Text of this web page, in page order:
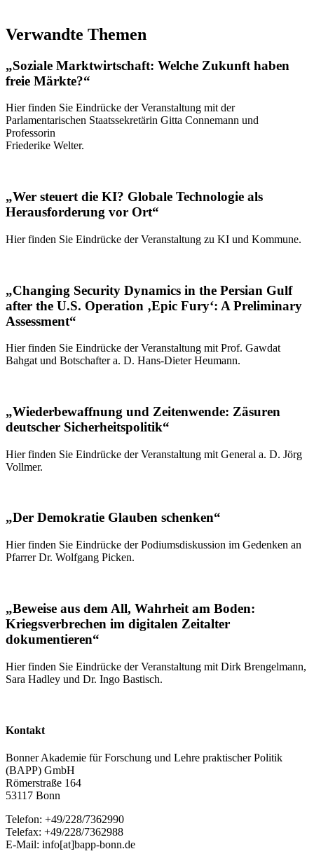
Verwandte Themen
„Soziale Marktwirtschaft: Welche Zukunft haben
freie Märkte?“
Hier finden Sie Eindrücke der Veranstaltung mit der
Parlamentarischen Staatssekretärin Gitta Connemann und
Professorin
Friederike Welter.
„Wer steuert die KI? Globale Technologie als
Herausforderung vor Ort“
Hier finden Sie Eindrücke der Veranstaltung zu KI und Kommune.
„Changing Security Dynamics in the Persian Gulf
after the U.S. Operation ‚Epic Fury‘: A Preliminary
Assessment“
Hier finden Sie Eindrücke der Veranstaltung mit Prof. Gawdat
Bahgat und Botschafter a. D. Hans-Dieter Heumann.
„Wiederbewaffnung und Zeitenwende: Zäsuren
deutscher Sicherheitspolitik“
Hier finden Sie Eindrücke der Veranstaltung mit General a. D. Jörg
Vollmer.
„Der Demokratie Glauben schenken“
Hier finden Sie Eindrücke der Podiumsdiskussion im Gedenken an
Pfarrer Dr. Wolfgang Picken.
„Beweise aus dem All, Wahrheit am Boden:
Kriegsverbrechen im digitalen Zeitalter
dokumentieren“
Hier finden Sie Eindrücke der Veranstaltung mit Dirk Brengelmann,
Sara Hadley und Dr. Ingo Bastisch.
Kontakt
Bonner Akademie für Forschung und Lehre praktischer Politik
(BAPP) GmbH
Römerstraße 164
53117 Bonn
Telefon: +49/228/7362990
Telefax: +49/228/7362988
E-Mail: info[at]bapp-bonn.de